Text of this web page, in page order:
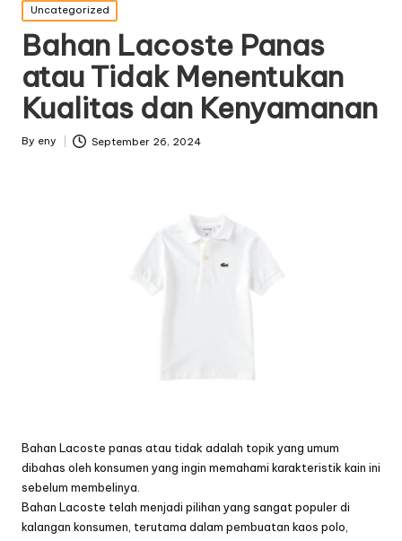
Posted
in
Uncategorized
Bahan Lacoste Panas
atau Tidak Menentukan
Kualitas dan Kenyamanan
Posted
By eny September 26, 2024
Bahan Lacoste panas atau tidak adalah topik yang umum
dibahas oleh konsumen yang ingin memahami karakteristik kain ini
sebelum membelinya.
Bahan Lacoste telah menjadi pilihan yang sangat populer di
kalangan konsumen, terutama dalam pembuatan kaos polo,